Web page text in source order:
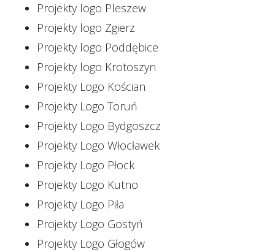
Projekty logo Pleszew
Projekty logo Zgierz
Projekty logo Poddębice
Projekty logo Krotoszyn
Projekty Logo Kościan
Projekty Logo Toruń
Projekty Logo Bydgoszcz
Projekty Logo Włocławek
Projekty Logo Płock
Projekty Logo Kutno
Projekty Logo Piła
Projekty Logo Gostyń
Projekty Logo Głogów